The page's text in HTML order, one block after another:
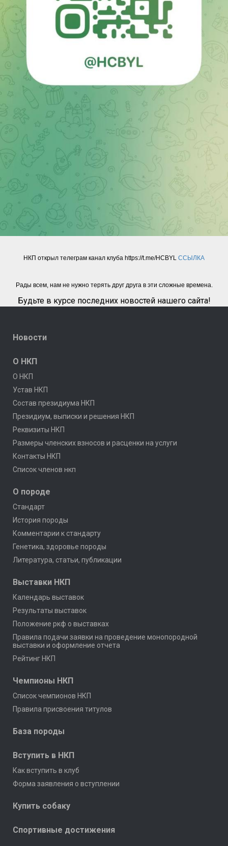
НКП открыл телеграм канал клуба https://t.me/HCBYL ССЫЛКА
Рады всем, нам не нужно терять друг друга в эти сложные времена.
Будьте в курсе последних новостей нашего сайта!
Новости
О НКП
О НКП
Устав НКП
Состав президиума НКП
Президиум, выписки и решения НКП
Реквизиты НКП
Размеры членских взносов и расценки на услуги
Контакты НКП
Список членов нкп
О породе
Стандарт
История породы
Комментарии к стандарту
Генетика, здоровье породы
Литература, статьи, публикации
Выставки НКП
Календарь выставок
Результаты выставок
Положение ркф о выставках
Правила подачи заявки на проведение монопородной
выставки и оформление отчета
Рейтинг НКП
Чемпионы НКП
Список чемпионов НКП
Правила присвоения титулов
База породы
Вступить в НКП
Как вступить в клуб
Форма заявления о вступлении
Купить собаку
Спортивные достижения